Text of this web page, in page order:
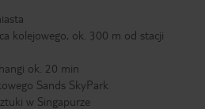
kolejowego, ok. 300 m od stacji
ok. 20 min
Sands SkyPark
w Singapurze